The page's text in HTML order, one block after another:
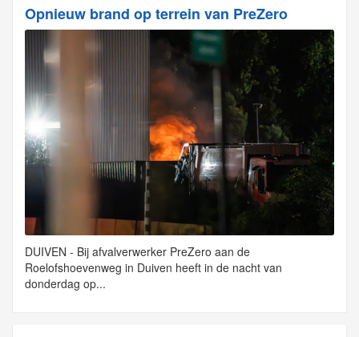
Opnieuw brand op terrein van PreZero
DUIVEN - Bij afvalverwerker PreZero aan de
Roelofshoevenweg in Duiven heeft in de nacht van
donderdag op...